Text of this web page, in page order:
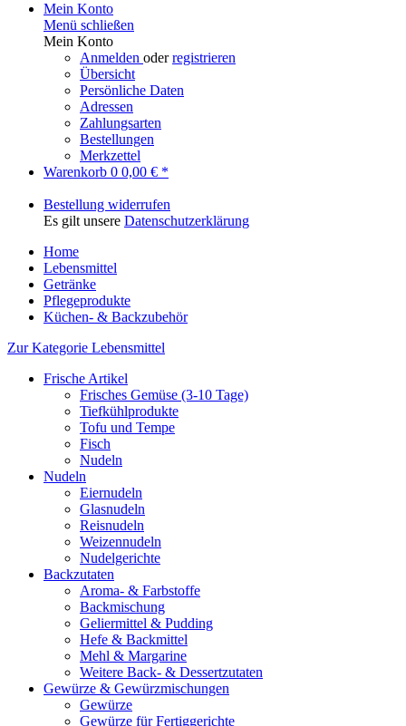
Mein Konto
Menü schließen
Mein Konto
Anmelden oderregistrieren
Übersicht
Persönliche Daten
Adressen
Zahlungsarten
Bestellungen
Merkzettel
Warenkorb 0 0,00 € *
Bestellung widerrufen
Es gilt unsere Datenschutzerklärung
Home
Lebensmittel
Getränke
Pflegeprodukte
Küchen- & Backzubehör
Zur Kategorie Lebensmittel
Frische Artikel
Frisches Gemüse (3-10 Tage)
Tiefkühlprodukte
Tofu und Tempe
Fisch
Nudeln
Nudeln
Eiernudeln
Glasnudeln
Reisnudeln
Weizennudeln
Nudelgerichte
Backzutaten
Aroma- & Farbstoffe
Backmischung
Geliermittel & Pudding
Hefe & Backmittel
Mehl & Margarine
Weitere Back- & Dessertzutaten
Gewürze & Gewürzmischungen
Gewürze
Gewürze für Fertiggerichte